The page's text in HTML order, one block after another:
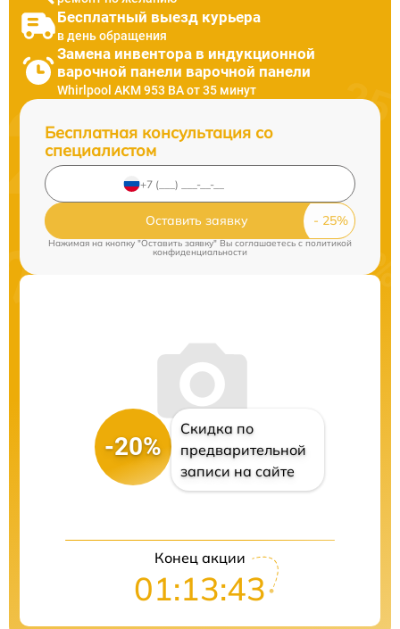
Бесплатный выезд курьера
в день обращения
Замена инвентора в индукционной
варочной панели варочной панели
Whirlpool AKM 953 BA от 35 минут
Бесплатная консультация со
специалистом
Оставить заявку
Нажимая на кнопку "Оставить заявку" Вы соглашаетесь c политикой
конфиденциальности
-20%
Скидка по
предварительной
записи на сайте
Конец акции
01:13:42